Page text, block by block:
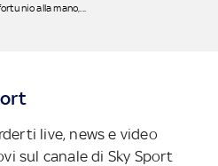
alla mano,...
live, news e video
sul canale di Sky Sport